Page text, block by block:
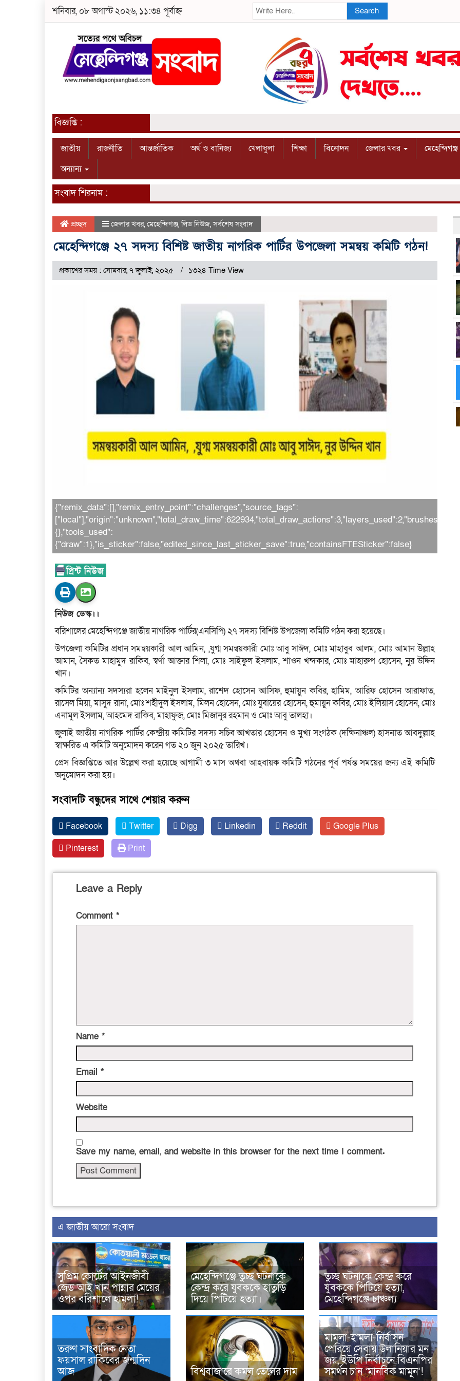
শনিবার, ০৮ অগাস্ট ২০২৬, ১১:৩৪ পূর্বাহ্ন Search
বিজ্ঞপ্তি :
জাতীয় রাজনীতি আন্তর্জাতিক অর্থ ও বানিজ্য খেলাধুলা শিক্ষা বিনোদন জেলার খবর মেহেন্দিগঞ্জ
অন্যান্য
সংবাদ শিরনাম :
প্রচ্ছদ জেলার খবর, মেহেন্দিগঞ্জ,লিড নিউজ,সর্বশেষ সংবাদ
মেহেন্দিগঞ্জে ২৭ সদস্য বিশিষ্ট জাতীয় নাগরিক পার্টির উপজেলা সমন্বয় কমিটি গঠন!
প্রকাশের সময় : সোমবার, ৭ জুলাই, ২০২৫ ১৩২৪ Time View
{"remix_data":[],"remix_entry_point":"challenges","source_tags":
{},"tools_used":
{"draw":1},"is_sticker":false,"edited_since_last_sticker_save":true,"containsFTESticker":false}
নিউজ ডেস্ক।।
বরিশালের মেহেন্দিগঞ্জে জাতীয় নাগরিক পার্টির(এনসিপি) ২৭ সদস্য বিশিষ্ট উপজেলা কমিটি গঠন করা হয়েছে।
উপজেলা কমিটির প্রধান সমন্বয়কারী আল আমিন, ,যুগ্ম সমন্বয়কারী মোঃ আবু সাঈদ, মোঃ মাহাবুব আলম, মোঃ আমান উল্লাহ
আমান, সৈকত মাহামুদ রাকিব, স্বর্ণা আক্তার শিলা, মোঃ সাইফুল ইসলাম, শাওন খন্দকার, মোঃ মাহারুপ হোসেন, নুর উদ্দিন
খান।
কমিটির অন্যান্য সদস্যরা হলেন মাইনুল ইসলাম, রাশেদ হোসেন আসিফ, হুমায়ুন কবির, হামিম, আরিফ হোসেন আরাফাত,
রাসেল মিয়া, মাসুদ রানা, মোঃ শহীদুল ইসলাম, মিলন হোসেন, মোঃ যুবায়ের হোসেন, হুমায়ুন কবির, মোঃ ইলিয়াস হোসেন, মোঃ
এনামুল ইসলাম, আহমেদ রাকিব, মাহাফুজ, মোঃ মিজানুর রহমান ও মোঃ আবু তালহা।
জুলাই জাতীয় নাগরিক পার্টির কেন্দ্রীয় কমিটির সদস্য সচিব আখতার হোসেন ও মুখ্য সংগঠক (দক্ষিনাঞ্চল) হাসনাত আবদুল্লাহ
স্বাক্ষরিত এ কমিটি অনুমোদন করেন গত ২০ জুন ২০২৫ তারিখ।
প্রেস বিজ্ঞপ্তিতে আর উল্লেখ করা হয়েছে আগামী ৩ মাস অথবা আহবায়ক কমিটি গঠনের পূর্ব পর্যন্ত সময়ের জন্য এই কমিটি
অনুমোদন করা হয়।
সংবাদটি বন্ধুদের সাথে শেয়ার করুন
Facebook Twitter Digg Linkedin Reddit
Google Plus
Pinterest
Print
Leave a Reply
Comment *
Name *
Email *
Website
Save my name, email, and website in this browser for the next time I comment.
এ জাতীয় আরো সংবাদ
সুপ্রিম কোর্টের আইনজীবী
জেড আই খান পান্নার মেয়ের
ওপর বরিশালে হামলা!
মেহেন্দিগঞ্জে তুচ্ছ ঘটনাকে
কেন্দ্র করে যুবককে হাতুড়ি
দিয়ে পিটিয়ে হত্যা।
তুচ্ছ ঘটনাকে কেন্দ্র করে
যুবককে পিটিয়ে হত্যা,
মেহেন্দিগঞ্জে চাঞ্চল্য
তরুণ সাংবাদিক নেতা
ফয়সাল রাকিবের জন্মদিন
আজ
বিশ্ববাজারে কমল তেলের দাম
মামলা-হামলা-নির্বাসন
পেরিয়ে সেবায় উলানিয়ার মন
জয়, ইউপি নির্বাচনে বিএনপির
সমর্থন চান ‘মানবিক মামুন’!